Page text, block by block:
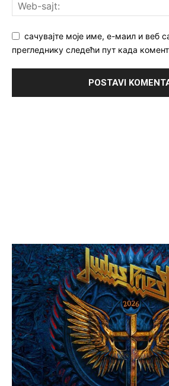
сачувајте моје име, е-маил и веб
прегледнику следећи пут када